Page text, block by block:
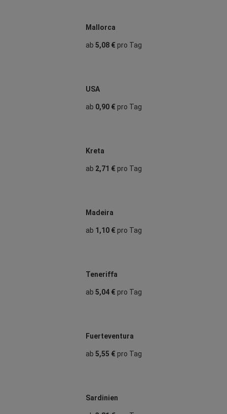
Mallorca
ab 5,08 €pro Tag
USA
ab 0,90 €pro Tag
Kreta
ab 2,71 €pro Tag
Madeira
ab 1,10 €pro Tag
Teneriffa
ab 5,04 €pro Tag
Fuerteventura
ab 5,55 €pro Tag
Sardinien